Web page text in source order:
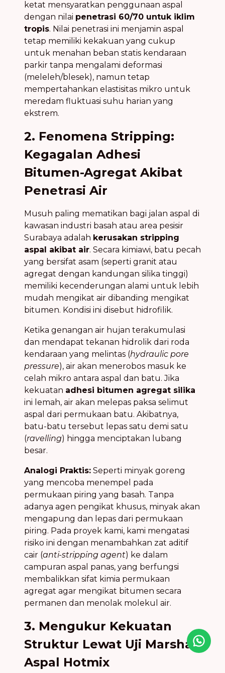
ketat mensyaratkan penggunaan aspal
dengan nilai penetrasi 60/70 untuk iklim
tropis. Nilai penetrasi ini menjamin aspal
tetap memiliki kekakuan yang cukup
untuk menahan beban statis kendaraan
parkir tanpa mengalami deformasi
(meleleh/blesek), namun tetap
mempertahankan elastisitas mikro untuk
meredam fluktuasi suhu harian yang
ekstrem.
2. Fenomena Stripping:
Kegagalan Adhesi
Bitumen-Agregat Akibat
Penetrasi Air
Musuh paling mematikan bagi jalan aspal di
kawasan industri basah atau area pesisir
Surabaya adalah kerusakan stripping
aspal akibat air. Secara kimiawi, batu pecah
yang bersifat asam (seperti granit atau
agregat dengan kandungan silika tinggi)
memiliki kecenderungan alami untuk lebih
mudah mengikat air dibanding mengikat
bitumen. Kondisi ini disebut hidrofilik.
Ketika genangan air hujan terakumulasi
dan mendapat tekanan hidrolik dari roda
kendaraan yang melintas (hydraulic pore
pressure), air akan menerobos masuk ke
celah mikro antara aspal dan batu. Jika
kekuatan adhesi bitumen agregat silika
ini lemah, air akan melepas paksa selimut
aspal dari permukaan batu. Akibatnya,
batu-batu tersebut lepas satu demi satu
(ravelling) hingga menciptakan lubang
besar.
Analogi Praktis: Seperti minyak goreng
yang mencoba menempel pada
permukaan piring yang basah. Tanpa
adanya agen pengikat khusus, minyak akan
mengapung dan lepas dari permukaan
piring. Pada proyek kami, kami mengatasi
risiko ini dengan menambahkan zat aditif
cair (anti-stripping agent) ke dalam
campuran aspal panas, yang berfungsi
membalikkan sifat kimia permukaan
agregat agar mengikat bitumen secara
permanen dan menolak molekul air.
3. Mengukur Kekuatan
Struktur Lewat Uji Marshall
Aspal Hotmix
Icon